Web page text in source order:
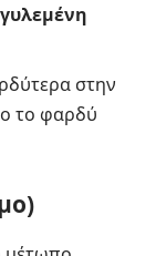
στην
το φαρδύ